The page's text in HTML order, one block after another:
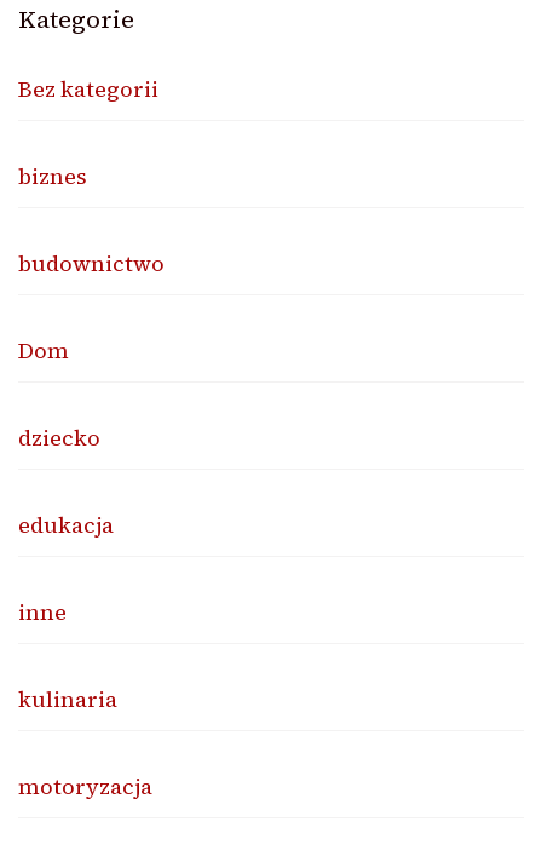
Kategorie
Bez kategorii
biznes
budownictwo
Dom
dziecko
edukacja
inne
kulinaria
motoryzacja